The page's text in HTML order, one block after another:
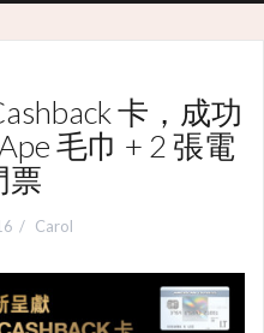
卡，成功
毛巾 + 2 張電
票
Carol